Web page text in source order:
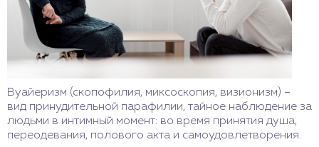
Вуайеризм (скопофилия, миксоскопия, визионизм) –
вид принудительной парафилии, тайное наблюдение за
людьми в интимный момент: во время принятия душа,
переодевания, полового акта и самоудовлетворения.